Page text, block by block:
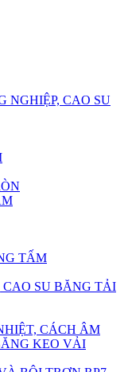
NGHIỆP, CAO SU
TẤM
CAO SU BĂNG TẢI
CÁCH ÂM
KEO VẢI